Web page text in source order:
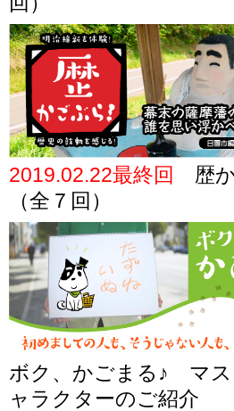
2019.02.22最終回
歴か
（全７回）
ボク、かごまる♪ マス
ャラクターのご紹介